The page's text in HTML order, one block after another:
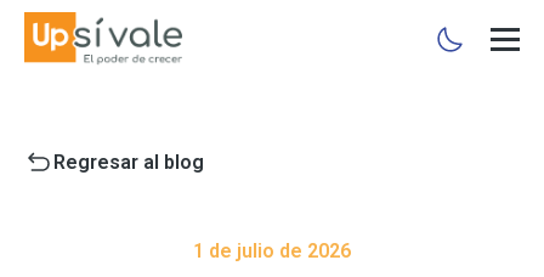
Regresar al blog
1 de julio de 2026